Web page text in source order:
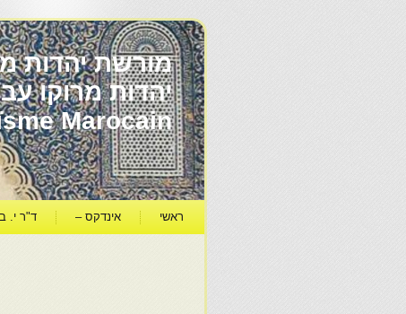
מורשת יהדות
Marocain
ראשי אינדקס – ד"ר י.